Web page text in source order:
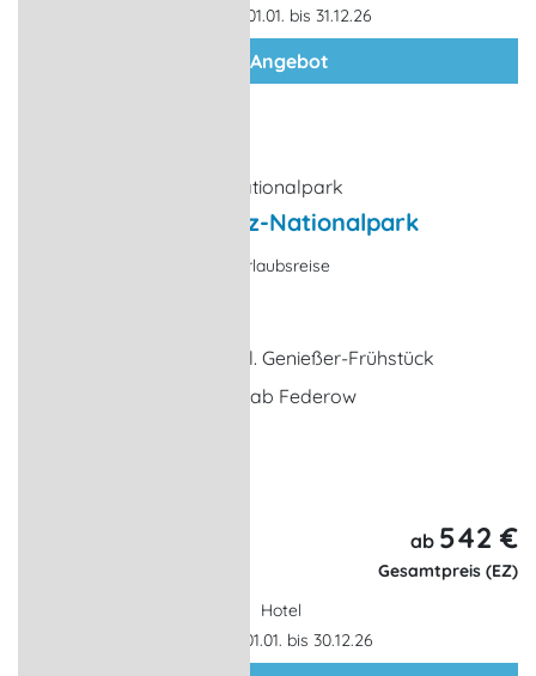
Gültigkeit: 01.01. bis 31.12.26
zum Angebot
Adlersafari im Müritz-Nationalpark
Hauptsaison - Angebot, Urlaubsreise
5 x Übernachtungen inkl. Genießer-Frühstück
1 x geführte Adlersafari ab Federow
ab 542 €
Gesamtpreis (EZ)
Hotel
Gültigkeit: 01.01. bis 30.12.26